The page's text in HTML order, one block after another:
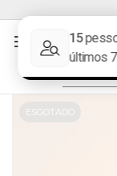
ESGOTADO